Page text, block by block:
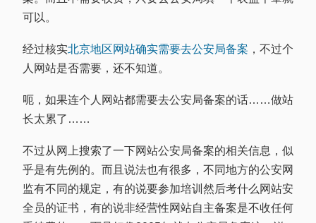
可以。
经过核实北京地区网站确实需要去公安局备案 ，不过个
人网站是否需要，还不知道。
呃，如果连个人网站都需要去公安局备案的话……做站
长太累了……
不过从网上搜索了一下网站公安局备案的相关信息，似
乎是有先例的。而且说法也有很多，不同地方的公安网
监有不同的规定，有的说要参加培训然后考什么网站安
全员的证书，有的说非经营性网站自主备案是不收任何